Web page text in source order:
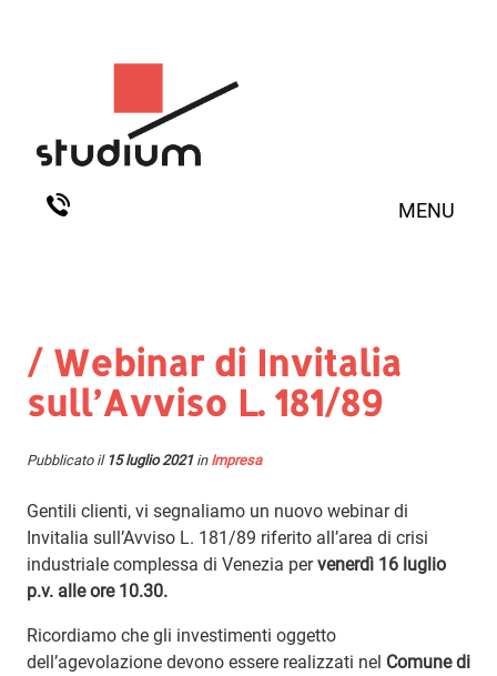
MENU
/ Webinar di Invitalia
sull’Avviso L. 181/89
Pubblicato il 15 luglio 2021in Impresa
Gentili clienti, vi segnaliamo un nuovo webinar di
Invitalia sull’Avviso L. 181/89 riferito all’area di crisi
industriale complessa di Venezia pervenerdì 16 luglio
p.v. alle ore 10.30.
Ricordiamo che gli investimenti oggetto
dell’agevolazione devono essere realizzati nel Comune di